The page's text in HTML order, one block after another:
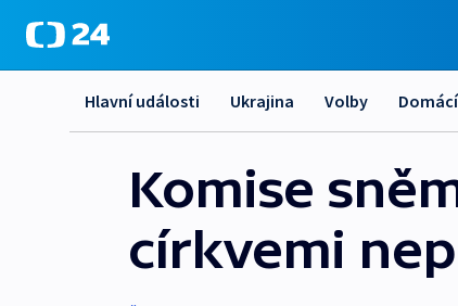
Hlavní události Ukrajina Volby Domácí
Komise
církvemi